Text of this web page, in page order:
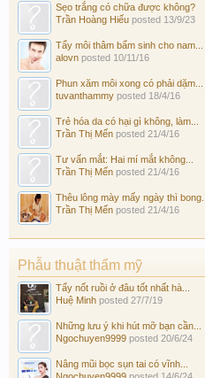
Sẹo trắng có chữa được không?
Trần Hoàng Hiếu posted 13/9/23
Tẩy môi thâm bẩm sinh cho nam...
alovn posted 10/11/16
Phun xăm môi xong có phải dặm...
tuvanthammy posted 18/4/16
Trẻ hóa da có hại gì không, làm...
Trần Thị Mến posted 21/4/16
Tư vấn mắt: Hai mí mắt không...
Trần Thị Mến posted 21/4/16
Thêu lông mày mấy ngày thì bong...
Trần Thị Mến posted 21/4/16
Phẫu thuật thẩm mỹ
Tẩy nốt ruồi ở đâu tốt nhất hà...
Huệ Minh posted 27/7/19
Những lưu ý khi hút mỡ bạn cần...
Ngochuyen9999 posted 20/6/24
Nâng mũi bọc sụn tai có vĩnh...
Ngochuyen9999 posted 14/6/24